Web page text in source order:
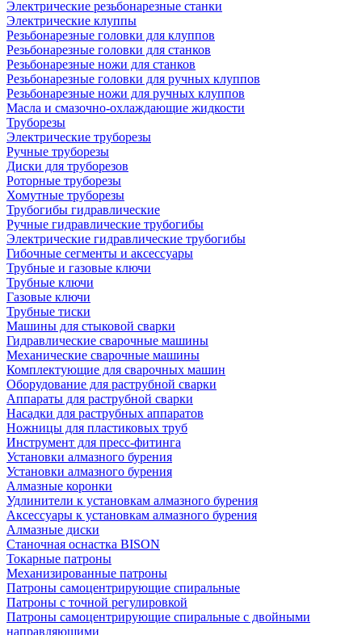
Электрические резьбонарезные станки
Электрические клуппы
Резьбонарезные головки для клуппов
Резьбонарезные головки для станков
Резьбонарезные ножи для станков
Резьбонарезные головки для ручных клуппов
Резьбонарезные ножи для ручных клуппов
Масла и смазочно-охлаждающие жидкости
Труборезы
Электрические труборезы
Ручные труборезы
Диски для труборезов
Роторные труборезы
Хомутные труборезы
Трубогибы гидравлические
Ручные гидравлические трубогибы
Электрические гидравлические трубогибы
Гибочные сегменты и аксессуары
Трубные и газовые ключи
Трубные ключи
Газовые ключи
Трубные тиски
Машины для стыковой сварки
Гидравлические сварочные машины
Механические сварочные машины
Комплектующие для сварочных машин
Оборудование для раструбной сварки
Аппараты для раструбной сварки
Насадки для раструбных аппаратов
Ножницы для пластиковых труб
Инструмент для пресс-фитинга
Установки алмазного бурения
Установки алмазного бурения
Алмазные коронки
Удлинители к установкам алмазного бурения
Аксессуары к установкам алмазного бурения
Алмазные диски
Станочная оснастка BISON
Токарные патроны
Механизированные патроны
Патроны самоцентрирующие спиральные
Патроны с точной регулировкой
Патроны самоцентрирующие спиральные с двойными
направляющими